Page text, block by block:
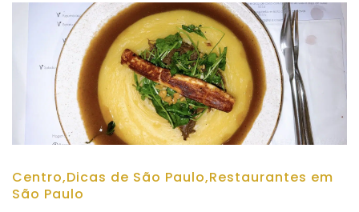
Centro,Dicas de São Paulo,Restaurantes em
São Paulo